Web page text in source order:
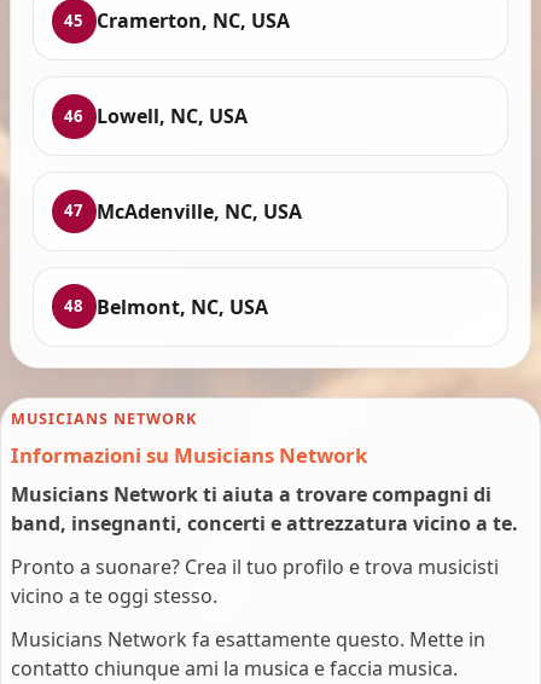
45 Cramerton, NC, USA
46 Lowell, NC, USA
47 McAdenville, NC, USA
48 Belmont, NC, USA
MUSICIANS NETWORK
Informazioni su Musicians Network
Musicians Network ti aiuta a trovare compagni di
band, insegnanti, concerti e attrezzatura vicino a te.
Pronto a suonare? Crea il tuo profilo e trova musicisti
vicino a te oggi stesso.
Musicians Network fa esattamente questo. Mette in
contatto chiunque ami la musica e faccia musica.